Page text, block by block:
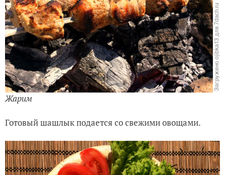
Жарим
Готовый шашлык подается со свежими овощами.